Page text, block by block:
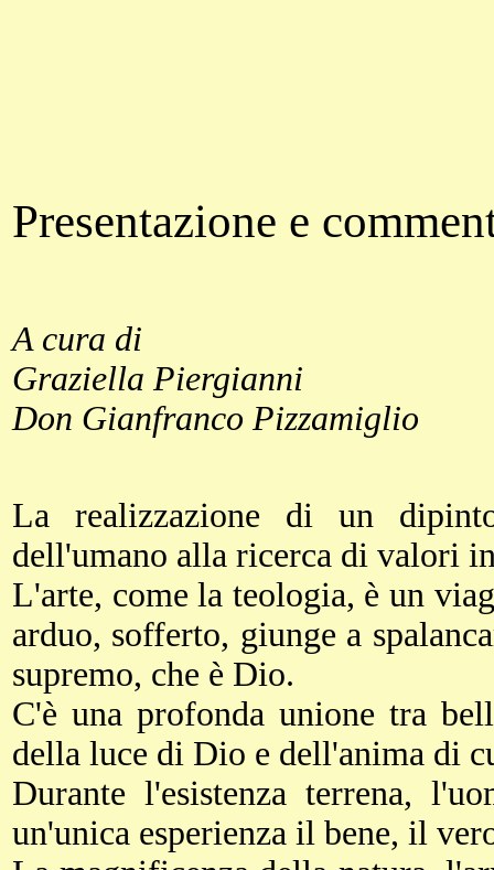
Presentazione e
A cura di
Graziella Piergianni
Don Gianfranco Pizzamiglio
La realizzazione di un
dell'umano alla ricerca di valori
L'arte, come la teologia, è un
arduo, sofferto, giunge a
supremo, che è Dio.
C'è una profonda unione tra
della luce di Dio e dell'anima di
Durante l'esistenza terrena,
un'unica esperienza il bene, il